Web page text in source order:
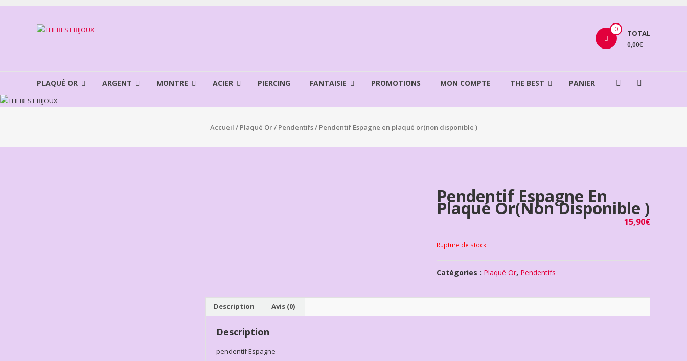
Aller
THEBEST
BIJOUX
0 TOTAL
0,00€
PLAQUÉ OR ARGENT MONTRE ACIER PIERCING FANTAISIE PROMOTIONS MON COMPTE THE BEST PANIER
Accueil / Plaqué Or/ Pendentifs/ Pendentif Espagne en plaqué or(non disponible )
Pendentif Espagne En
Plaqué Or(non Disponible )
15,90€
Rupture de stock
Catégories : Plaqué Or, Pendentifs
Description Avis (0)
Description
pendentif Espagne